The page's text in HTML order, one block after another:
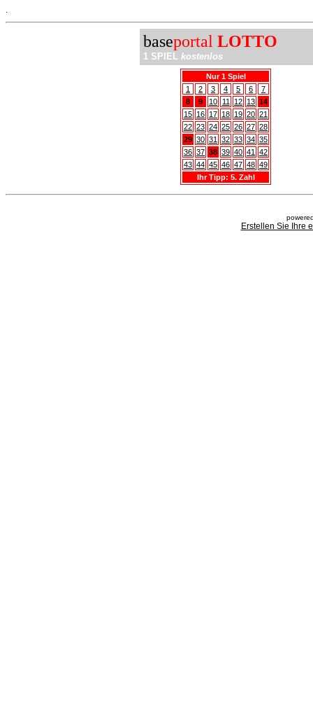
baseportal LOTTO
1 SPIEL kostenlos
Nur 1 Spiel
1
2 3 4 5 6
7
8
9 10 11 12 13 14
15 16 17 18 19 20 21
22 23 24 25 26 27 28
29 30 31 32 33 34 35
36 37 38 39 40 41
42
43 44 45 46 47 48 49
Ihr Tipp: 5. Zahl
Erstellen Sie Ihre